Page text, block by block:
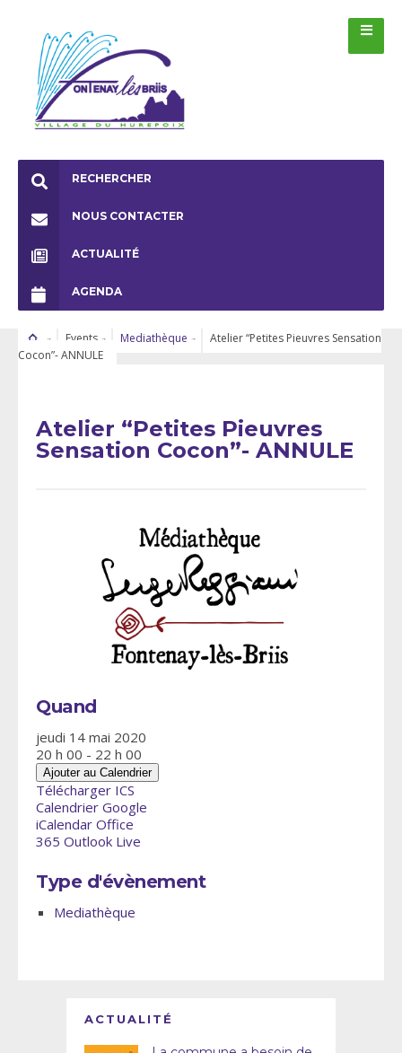
RECHERCHER
NOUS CONTACTER
ACTUALITÉ
AGENDA
Events Mediathèque
Atelier “Petites Pieuvres Sensation
Cocon”- ANNULE
Atelier “Petites Pieuvres
Sensation Cocon”- ANNULE
Quand
jeudi 14 mai 2020
20 h 00 - 22 h 00
Ajouter au Calendrier
Télécharger ICS
Calendrier Google
iCalendar Office
365 Outlook Live
Type d'évènement
Mediathèque
ACTUALITÉ